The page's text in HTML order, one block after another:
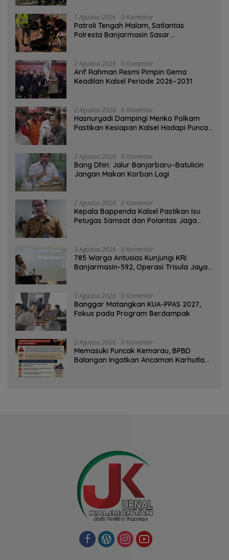
1 Agustus 2026 0 Komentar
Patroli Tengah Malam, Satlantas
Polresta Banjarmasin Sasar
2 Agustus 2026 0 Komentar
Arif Rahman Resmi Pimpin Gema
Keadilan Kalsel Periode 2026–2031
2 Agustus 2026 0 Komentar
Hasnuryadi Dampingi Menko Polkam
Pastikan Kesiapan Kalsel Hadapi Puncak
2 Agustus 2026 0 Komentar
Bang Dhin: Jalur Banjarbaru–Batulicin
Jangan Makan Korban Lagi
2 Agustus 2026 0 Komentar
Kepala Bappenda Kalsel Pastikan Isu
Petugas Samsat dan Polantas Jaga
3 Agustus 2026 0 Komentar
785 Warga Antusias Kunjungi KRI
Banjarmasin-592, Operasi Trisula Jaya
3 Agustus 2026 0 Komentar
‎Banggar Matangkan KUA-PPAS 2027,
Fokus pada Program Berdampak
2 Agustus 2026 0 Komentar
Memasuki Puncak Kemarau, BPBD
Balangan Ingatkan Ancaman Karhutla